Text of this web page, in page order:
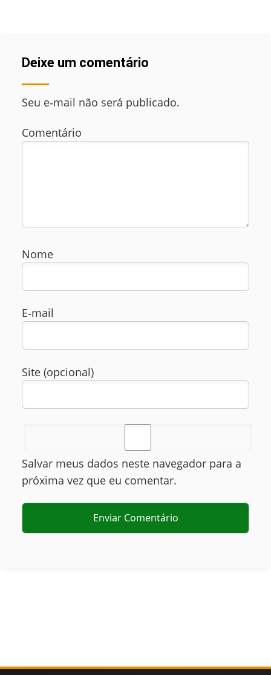
Deixe um comentário
Seu e‑mail não será publicado.
Comentário
Nome
E‑mail
Site (opcional)
Salvar meus dados neste navegador para a
próxima vez que eu comentar.